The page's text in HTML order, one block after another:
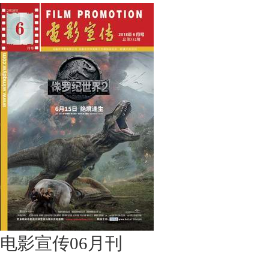
电影宣传06月刊